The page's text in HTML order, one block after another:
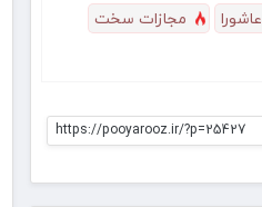
عاشورا
مجازات سخت
https://pooyarooz.ir/?p=25427